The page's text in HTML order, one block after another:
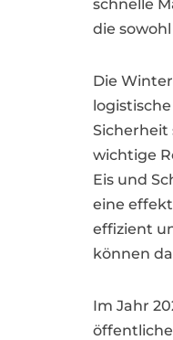
schnelle
die
Die
Sicherheit
wichtige
Eis und
eine
effizient
können
Im Jahr